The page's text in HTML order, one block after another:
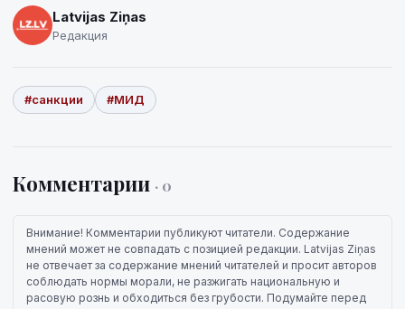
Latvijas Ziņas
Редакция
#санкции #МИД
Комментарии · 0
Внимание! Комментарии публикуют читатели. Содержание
мнений может не совпадать с позицией редакции. Latvijas Ziņas
не отвечает за содержание мнений читателей и просит авторов
соблюдать нормы морали, не разжигать национальную и
расовую рознь и обходиться без грубости. Подумайте перед